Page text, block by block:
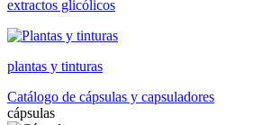
extractos glicólicos
plantas y tinturas
Catálogo de cápsulas y capsuladores
cápsulas